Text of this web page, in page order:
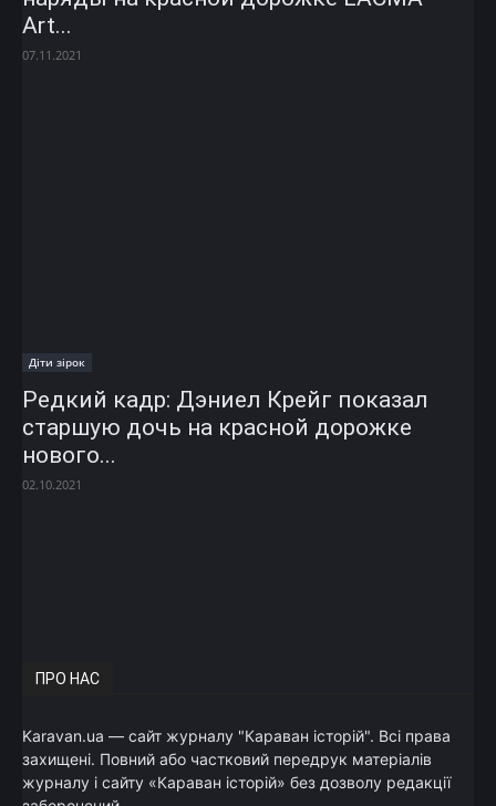
Art...
07.11.2021
Діти зірок
Редкий кадр: Дэниел Крейг показал
старшую дочь на красной дорожке
нового...
02.10.2021
ПРО НАС
Karavan.ua — сайт журналу "Караван історій". Всі права
захищені. Повний або частковий передрук матеріалів
журналу і сайту «Караван історій» без дозволу редакції